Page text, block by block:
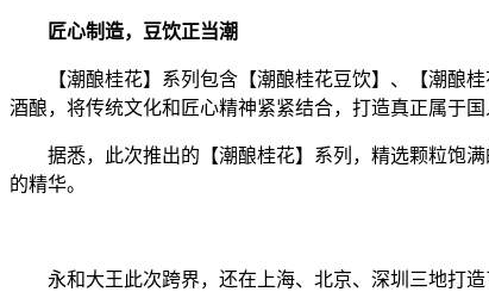
匠心制造，豆饮正当潮
【潮酿桂花】系列包含【潮酿桂花豆饮】、【潮酿桂
酒酿，将传统文化和匠心精神紧紧结合，打造真正属于国
据悉，此次推出的【潮酿桂花】系列，精选颗粒饱满
的精华。
永和大王此次跨界，还在上海、北京、深圳三地打造